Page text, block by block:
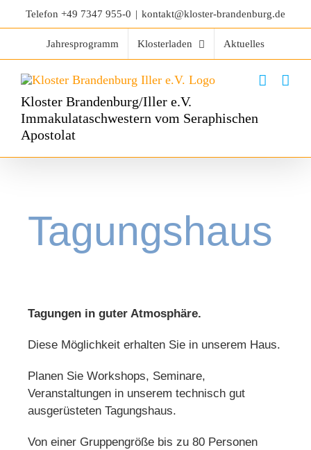
Telefon +49 7347 955-0 | kontakt@kloster-brandenburg.de
Jahresprogramm Klosterladen Aktuelles
Kloster Brandenburg/Iller e.V.
Immakulataschwestern vom Seraphischen
Apostolat
Tagungshaus
Tagungen in guter Atmosphäre.
Diese Möglichkeit erhalten Sie in unserem Haus.
Planen Sie Workshops, Seminare,
Veranstaltungen in unserem technisch gut
ausgerüsteten Tagungshaus.
Von einer Gruppengröße bis zu 80 Personen